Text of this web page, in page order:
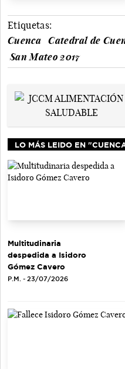
Etiquetas:
Cuenca
Catedral de
San Mateo 2017
LO MÁS LEIDO EN
Multitudinaria
despedida a Isidoro
Gómez Cavero
P.M. - 23/07/2026